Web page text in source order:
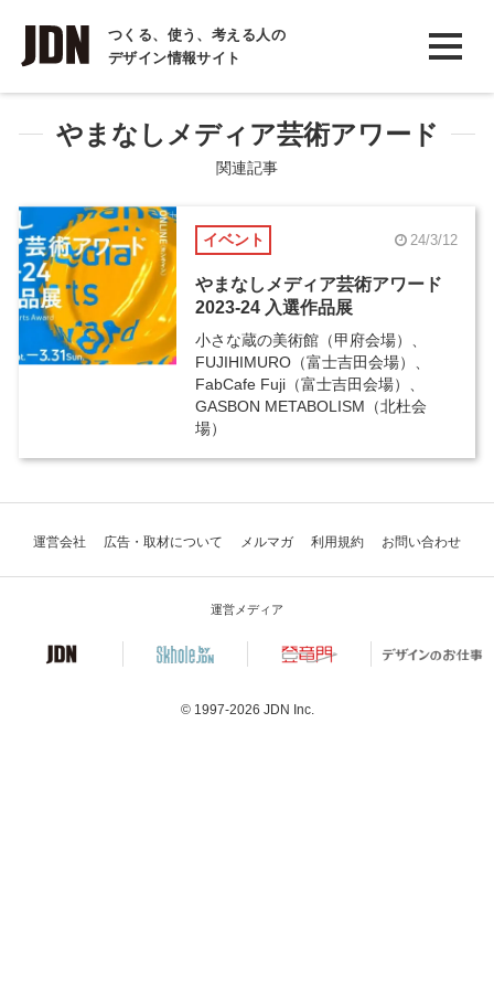
つくる、使う、考える人の
デザイン情報サイト
INTERVIEW
インタビュー
REPORT
COLUMN
コラム
やまなしメディア芸術アワード
関連記事
イベント 24/3/12
やまなしメディア芸術アワード
2023-24 入選作品展
小さな蔵の美術館（甲府会場）、
FUJIHIMURO（富士吉田会場）、
FabCafe Fuji（富士吉田会場）、
GASBON METABOLISM（北杜会
場）
運営会社 広告・取材について メルマガ 利用規約 お問い合わせ
運営メディア
© 1997-2026 JDN Inc.